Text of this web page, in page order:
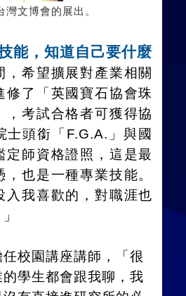
灣文博會的展出。
能，知道自己要什麼
，希望擴展對產業相關
修了「英國寶石協會珠
，考試合格者可獲得協
士頭銜「 F.G.A. 」與國
定師資格證照，這是最
也是一種專業技能。
入我喜歡的，對職涯也
校園講座講師，「很
學生都會跟我聊，我